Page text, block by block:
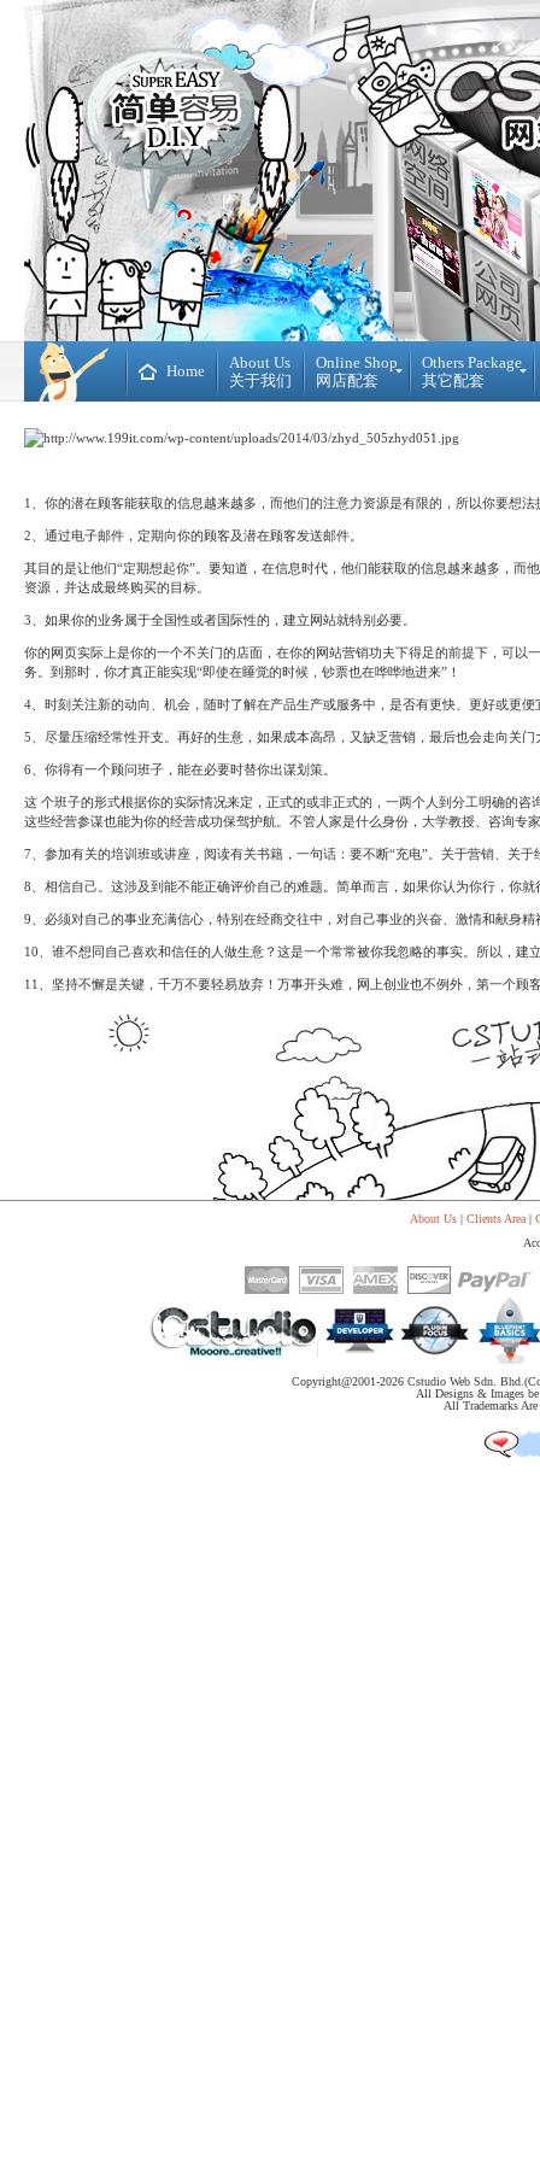
Home
About Us
关于我们
Online Shop
网店配套
Made
店
Custom
Made
高
网
店
CMS
Web
其
智
店
FBSTORE
订
单/
爆
单
系
模
化
设
计
Others Package
其它配套
WebBuilder
贷
款
MLM
Investment
投
资
统
现
金
系
统
Penny
Auction
拍
卖
网
Procurement
专
系
Static
Webpage
页
计
1、你的潜在顾客能获取的信息越来越多，而他们的注意力资源是有限的，所以你要想
2、通过电子邮件，定期向你的顾客及潜在顾客发送邮件。
其目的是让他们“定期想起你”。要知道，在信息时代，他们能获取的信息越来越多，
资源，并达成最终购买的目标。
3、如果你的业务属于全国性或者国际性的，建立网站就特别必要。
你的网页实际上是你的一个不关门的店面，在你的网站营销功夫下得足的前提下，可
务。到那时，你才真正能实现“即使在睡觉的时候，钞票也在哗哗地进来”！
4、时刻关注新的动向、机会，随时了解在产品生产或服务中，是否有更快、更好或更便
5、尽量压缩经常性开支。再好的生意，如果成本高昂，又缺乏营销，最后也会走向关门
6、你得有一个顾问班子，能在必要时替你出谋划策。
这 个班子的形式根据你的实际情况来定，正式的或非正式的，一两个人到分工明确的
这些经营参谋也能为你的经营成功保驾护航。不管人家是什么身份，大学教授、咨询专
7、参加有关的培训班或讲座，阅读有关书籍，一句话：要不断“充电”。关于营销、关
8、相信自己。这涉及到能不能正确评价自己的难题。简单而言，如果你认为你行，你
9、必须对自己的事业充满信心，特别在经商交往中，对自己事业的兴奋、激情和献身
10、谁不想同自己喜欢和信任的人 做生意 ？这是一个常常被你我忽略的事实。所以，建
11、坚持不懈是关键，千万不要轻易放弃！万事开头难， 网上创业也不例外，第一个顾
About Us| Clients Area|
Copyright@2001-2026 Cstudio Web Sdn.
All Designs & Images
All Trademarks